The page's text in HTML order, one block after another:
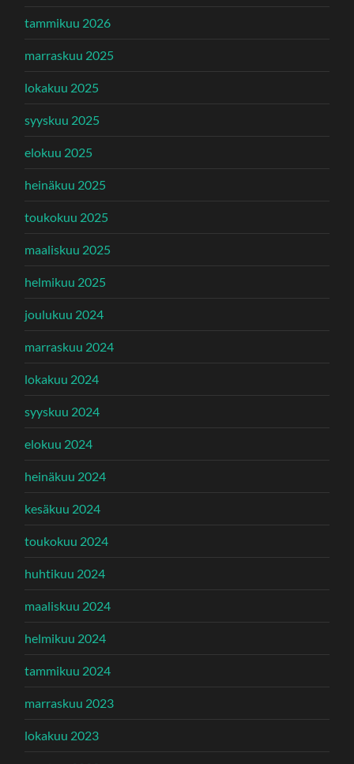
tammikuu 2026
marraskuu 2025
lokakuu 2025
syyskuu 2025
elokuu 2025
heinäkuu 2025
toukokuu 2025
maaliskuu 2025
helmikuu 2025
joulukuu 2024
marraskuu 2024
lokakuu 2024
syyskuu 2024
elokuu 2024
heinäkuu 2024
kesäkuu 2024
toukokuu 2024
huhtikuu 2024
maaliskuu 2024
helmikuu 2024
tammikuu 2024
marraskuu 2023
lokakuu 2023